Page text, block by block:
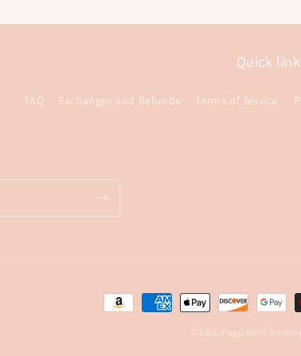
Quick
FAQ Exchanges and Refunds Terms of Service
Formas
© 2026,Viaggi.Moda